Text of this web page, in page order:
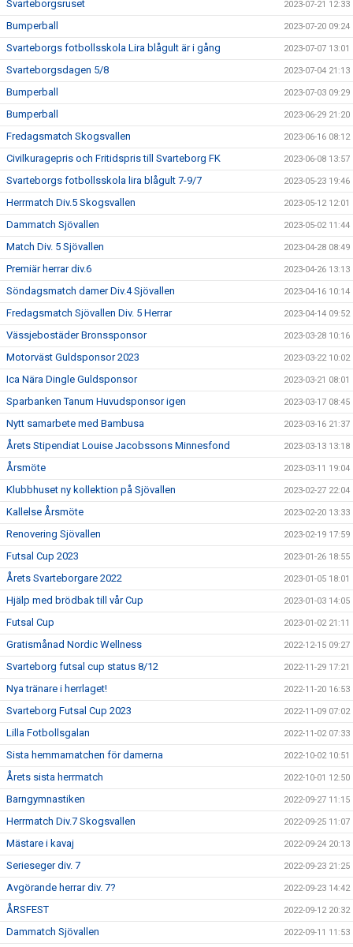
Svarteborgsruset 2023-07-21 12:33
Bumperball 2023-07-20 09:24
Svarteborgs fotbollsskola Lira blågult är i gång 2023-07-07 13:01
Svarteborgsdagen 5/8 2023-07-04 21:13
Bumperball 2023-07-03 09:29
Bumperball 2023-06-29 21:20
Fredagsmatch Skogsvallen 2023-06-16 08:12
Civilkuragepris och Fritidspris till Svarteborg FK 2023-06-08 13:57
Svarteborgs fotbollsskola lira blågult 7-9/7 2023-05-23 19:46
Herrmatch Div.5 Skogsvallen 2023-05-12 12:01
Dammatch Sjövallen 2023-05-02 11:44
Match Div. 5 Sjövallen 2023-04-28 08:49
Premiär herrar div.6 2023-04-26 13:13
Söndagsmatch damer Div.4 Sjövallen 2023-04-16 10:14
Fredagsmatch Sjövallen Div. 5 Herrar 2023-04-14 09:52
Vässjebostäder Bronssponsor 2023-03-28 10:16
Motorväst Guldsponsor 2023 2023-03-22 10:02
Ica Nära Dingle Guldsponsor 2023-03-21 08:01
Sparbanken Tanum Huvudsponsor igen 2023-03-17 08:45
Nytt samarbete med Bambusa 2023-03-16 21:37
Årets Stipendiat Louise Jacobssons Minnesfond 2023-03-13 13:18
Årsmöte 2023-03-11 19:04
Klubbhuset ny kollektion på Sjövallen 2023-02-27 22:04
Kallelse Årsmöte 2023-02-20 13:33
Renovering Sjövallen 2023-02-19 17:59
Futsal Cup 2023 2023-01-26 18:55
Årets Svarteborgare 2022 2023-01-05 18:01
Hjälp med brödbak till vår Cup 2023-01-03 14:05
Futsal Cup 2023-01-02 21:11
Gratismånad Nordic Wellness 2022-12-15 09:27
Svarteborg futsal cup status 8/12 2022-11-29 17:21
Nya tränare i herrlaget! 2022-11-20 16:53
Svarteborg Futsal Cup 2023 2022-11-09 07:02
Lilla Fotbollsgalan 2022-11-02 07:33
Sista hemmamatchen för damerna 2022-10-02 10:51
Årets sista herrmatch 2022-10-01 12:50
Barngymnastiken 2022-09-27 11:15
Herrmatch Div.7 Skogsvallen 2022-09-25 11:07
Mästare i kavaj 2022-09-24 20:13
Serieseger div. 7 2022-09-23 21:25
Avgörande herrar div. 7? 2022-09-23 14:42
ÅRSFEST 2022-09-12 20:32
Dammatch Sjövallen 2022-09-11 11:53